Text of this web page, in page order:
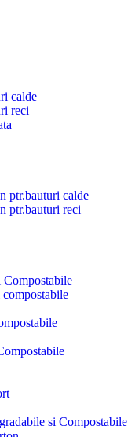
calde
reci
ptr.bauturi calde
ptr.bauturi reci
Compostabile
compostabile
si Compostabile